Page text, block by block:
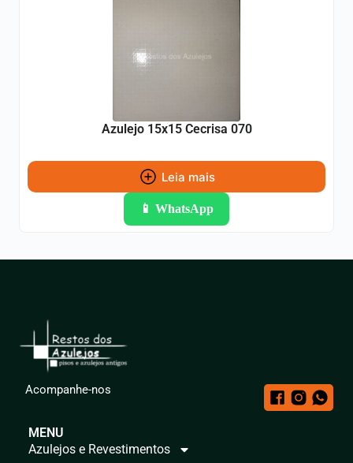
Azulejo 15x15 Cecrisa 070
Leia mais
📱 WhatsApp
Acompanhe-nos
MENU
Azulejos e Revestimentos